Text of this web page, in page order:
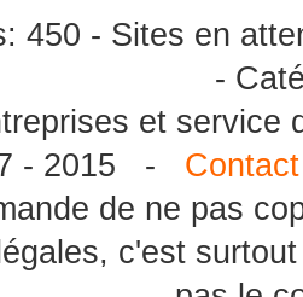
450 - Sites en
-
et
- 2015 - Contact
de ne pas
c'est